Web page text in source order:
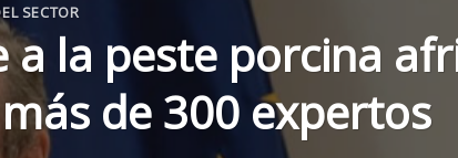
SECTOR
la peste porcina
de 300 expertos